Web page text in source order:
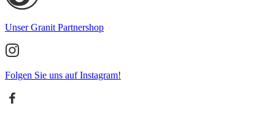
Unser Granit Partnershop
Folgen Sie uns auf Instagram!